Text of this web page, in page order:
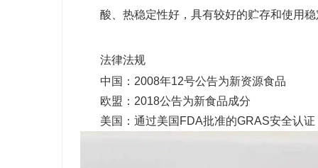
酸、热稳定性好，具有较好的贮存和使用稳
法律法规
中国：2008年12号公告为新资源食品
欧盟：2018公告为新食品成分
美国：通过美国FDA批准的GRAS安全认证